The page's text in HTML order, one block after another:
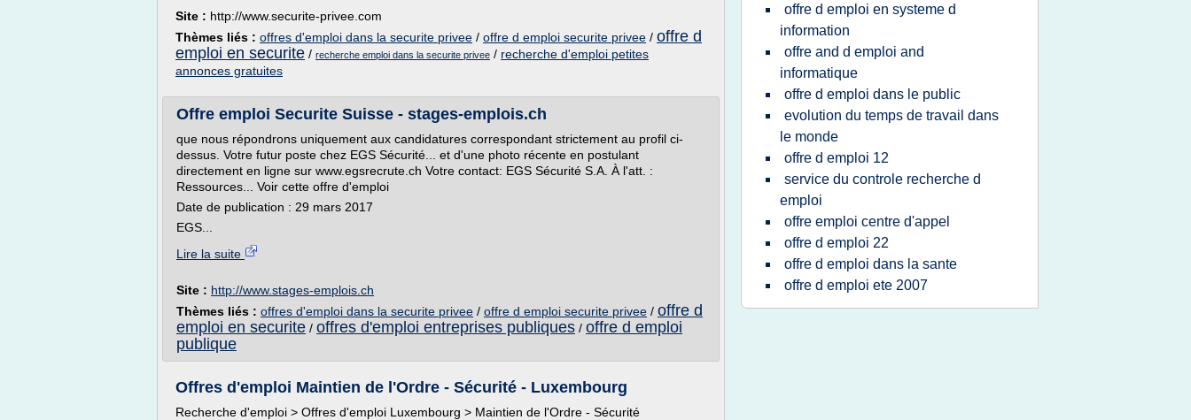
Site : http://www.securite-privee.com
Thèmes liés : offres d'emploi dans la securite privee / offre d emploi securite privee / offre d
emploi en securite / recherche emploi dans la securite privee / recherche d'emploi petites
annonces gratuites
Offre emploi Securite Suisse - stages-emplois.ch
que nous répondrons uniquement aux candidatures correspondant strictement au profil ci-
dessus. Votre futur poste chez EGS Sécurité... et d'une photo récente en postulant
directement en ligne sur www.egsrecrute.ch Votre contact: EGS Sécurité S.A. À l'att. :
Ressources... Voir cette offre d'emploi
Date de publication : 29 mars 2017
EGS...
Lire la suite
Site : http://www.stages-emplois.ch
Thèmes liés : offres d'emploi dans la securite privee / offre d emploi securite privee / offre d
emploi en securite / offres d'emploi entreprises publiques / offre d emploi
publique
Offres d'emploi Maintien de l'Ordre - Sécurité - Luxembourg
Recherche d'emploi > Offres d'emploi Luxembourg > Maintien de l'Ordre - Sécurité
offre d emploi en systeme d
information
offre and d emploi and
informatique
offre d emploi dans le public
evolution du temps de travail dans
le monde
offre d emploi 12
service du controle recherche d
emploi
offre emploi centre d'appel
offre d emploi 22
offre d emploi dans la sante
offre d emploi ete 2007